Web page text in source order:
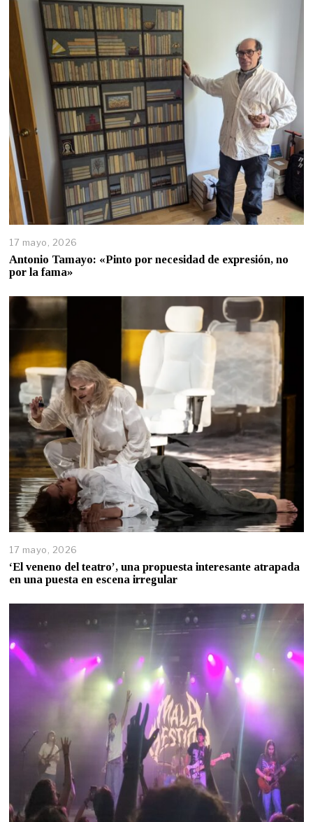
17 mayo, 2026
Antonio Tamayo: «Pinto por necesidad de expresión, no
por la fama»
17 mayo, 2026
‘El veneno del teatro’, una propuesta interesante atrapada
en una puesta en escena irregular